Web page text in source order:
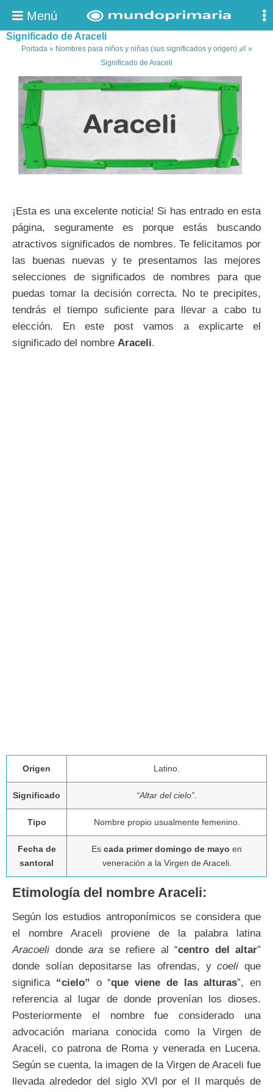
Menú
Significado de Araceli
Portada» Nombres para niños y niñas (sus significados y origen) 👶»
Significado de Araceli
¡Esta es una excelente noticia! Si has entrado en esta
página, seguramente es porque estás buscando
atractivos significados de nombres. Te felicitamos por
las buenas nuevas y te presentamos las mejores
selecciones de significados de nombres para que
puedas tomar la decisión correcta. No te precipites,
tendrás el tiempo suficiente para llevar a cabo tu
elección. En este post vamos a explicarte el
significado del nombre Araceli.
Origen Latino.
Significado “Altar del cielo”.
Tipo Nombre propio usualmente femenino.
Fecha de
santoral
Es cada primer domingo de mayo en
veneración a la Virgen de Araceli.
Etimología del nombre Araceli:
Según los estudios antroponímicos se considera que
el nombre Araceli proviene de la palabra latina
Aracoeli donde ara se refiere al “centro del altar”
donde solían depositarse las ofrendas, ycoelique
significa “cielo” o “que viene de las alturas”, en
referencia al lugar de donde provenían los dioses.
Posteriormente el nombre fue considerado una
advocación mariana conocida como la Virgen de
Araceli, co patrona de Roma y venerada en Lucena.
Según se cuenta, la imagen de la Virgen de Araceli fue
llevada alrededor del siglo XVI por el II marqués de